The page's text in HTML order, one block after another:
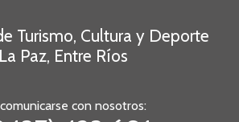
Turismo, Cultura y Deporte
La Paz, Entre Ríos
con nosotros: